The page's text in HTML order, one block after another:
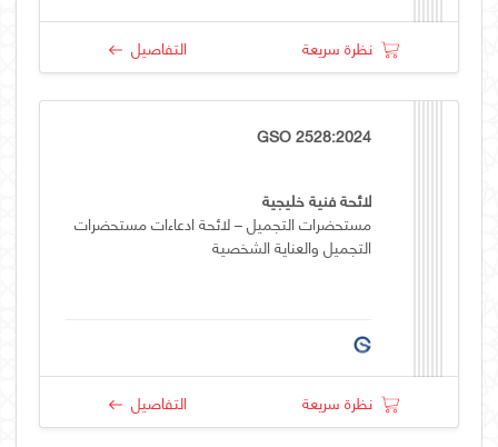
نظرة سريعة التفاصيل
GSO 2528:2024
لائحة فنية خليجية
مستحضرات التجميل – لائحة ادعاءات مستحضرات
التجميل والعناية الشخصية
نظرة سريعة التفاصيل